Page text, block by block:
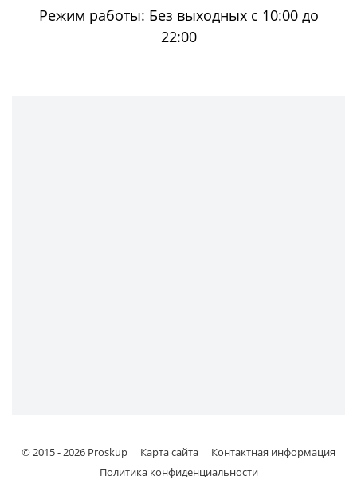
Режим работы: Без выходных с 10:00 до
22:00
© 2015 - 2026 Proskup Карта сайта
Контактная информация
Политика конфиденциальности